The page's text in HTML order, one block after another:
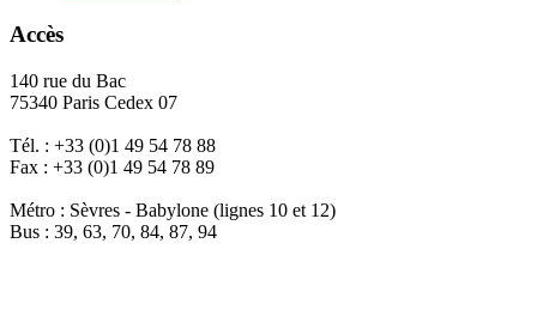
Accès
140 rue du Bac
75340 Paris Cedex 07
Tél. : +33 (0)1 49 54 78 88
Fax : +33 (0)1 49 54 78 89
Métro : Sèvres - Babylone (lignes 10 et 12)
Bus : 39, 63, 70, 84, 87, 94